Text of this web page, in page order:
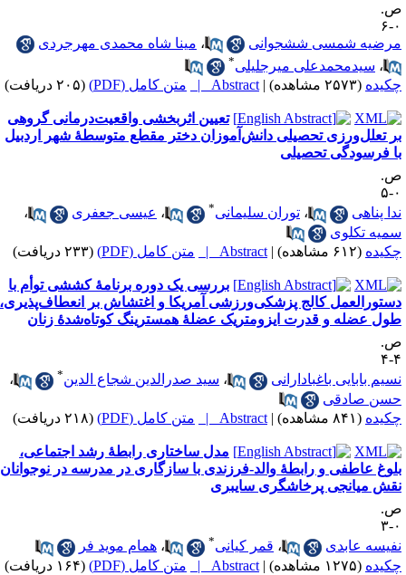
شمسی ششجوانی
،مینا شاه محمدی مهرجردی
،سیدمحمدعلی میرجلیلی
(۲۵۷۳ مشاهده) |
Abstract | متن کامل (PDF) (۲۰۵ دریافت)
تعیین اثربخشی واقعیت‌درمانی گروهی
تعلل‌ورزی تحصیلی دانش‌آموزان دختر مقطع متوسطۀ شهر اردبیل
فرسودگی تحصیلی
پناهی
،توران سلیمانی ،عیسی جعفری
،
تکلوی
(۶۱۲ مشاهده) |
Abstract | متن کامل (PDF) (۲۳۳ دریافت)
بررسی یک دوره برنامهٔ کششی توأم با
کالج پزشکی‌ورزشی آمریکا و اغتشاش بر انعطاف‌پذیری،
عضله و قدرت ایزومتریک عضلهٔ همسترینگ کوتاه‌شدهٔ زنان
بابایی باغبادارانی
،سید صدرالدین شجاع الدین
،
صادقی
(۸۴۱ مشاهده) |
Abstract | متن کامل (PDF) (۲۱۸ دریافت)
مدل ساختاری رابطهٔ رشد اجتماعی،
عاطفی و رابطهٔ والد-فرزندی با سازگاری در مدرسه در نوجوانان:
میانجی پرخاشگری سایبری
عابدی
،قمر کیانی ،همام موید فر
(۱۲۷۵ مشاهده) |
Abstract | متن کامل (PDF) (۱۶۴ دریافت)